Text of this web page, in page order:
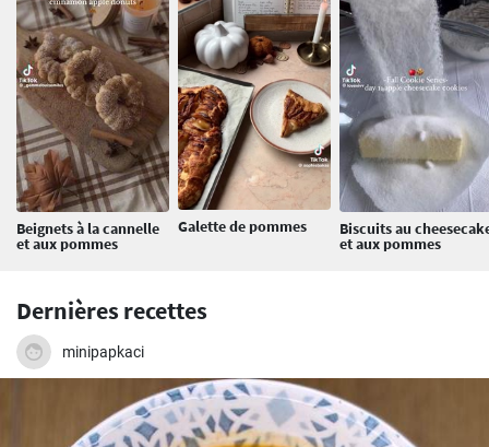
Beignets à la cannelle
et aux pommes
Galette de pommes Biscuits au
et aux pommes
Dernières recettes
minipapkaci